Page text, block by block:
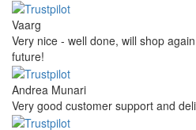
Vaarg
Very nice - well done, will shop
future!
Andrea Munari
Very good customer support and